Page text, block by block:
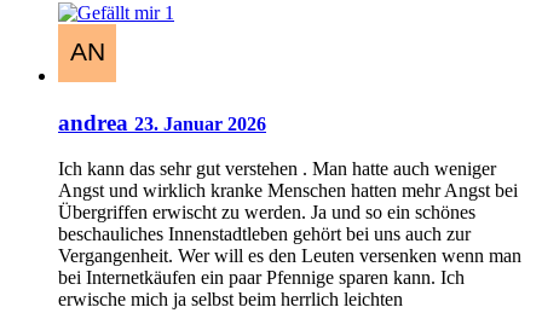
1
andrea 23. Januar 2026
Ich kann das sehr gut verstehen . Man hatte auch weniger
Angst und wirklich kranke Menschen hatten mehr Angst bei
Übergriffen erwischt zu werden. Ja und so ein schönes
beschauliches Innenstadtleben gehört bei uns auch zur
Vergangenheit. Wer will es den Leuten versenken wenn man
bei Internetkäufen ein paar Pfennige sparen kann. Ich
erwische mich ja selbst beim herrlich leichten